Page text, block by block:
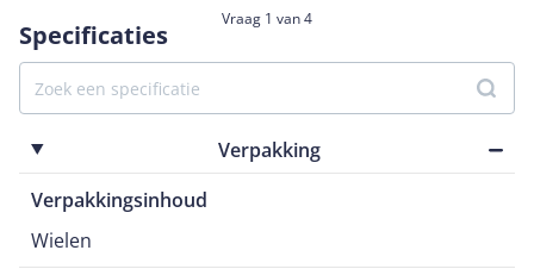
Specificaties
Verpakking
Verpakkingsinhoud
Wielen
Vraag 1 van 4